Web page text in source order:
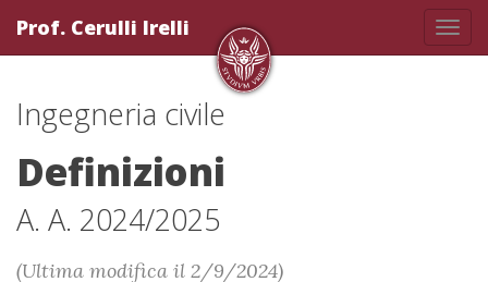
la
Prof. Cerulli Irelli
Ingegneria civile
Definizioni
A. A. 2024/2025
(Ultima modifica il 2/9/2024)